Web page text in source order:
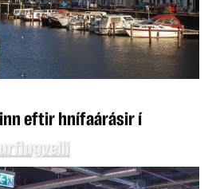
eftir hnífaárásir í